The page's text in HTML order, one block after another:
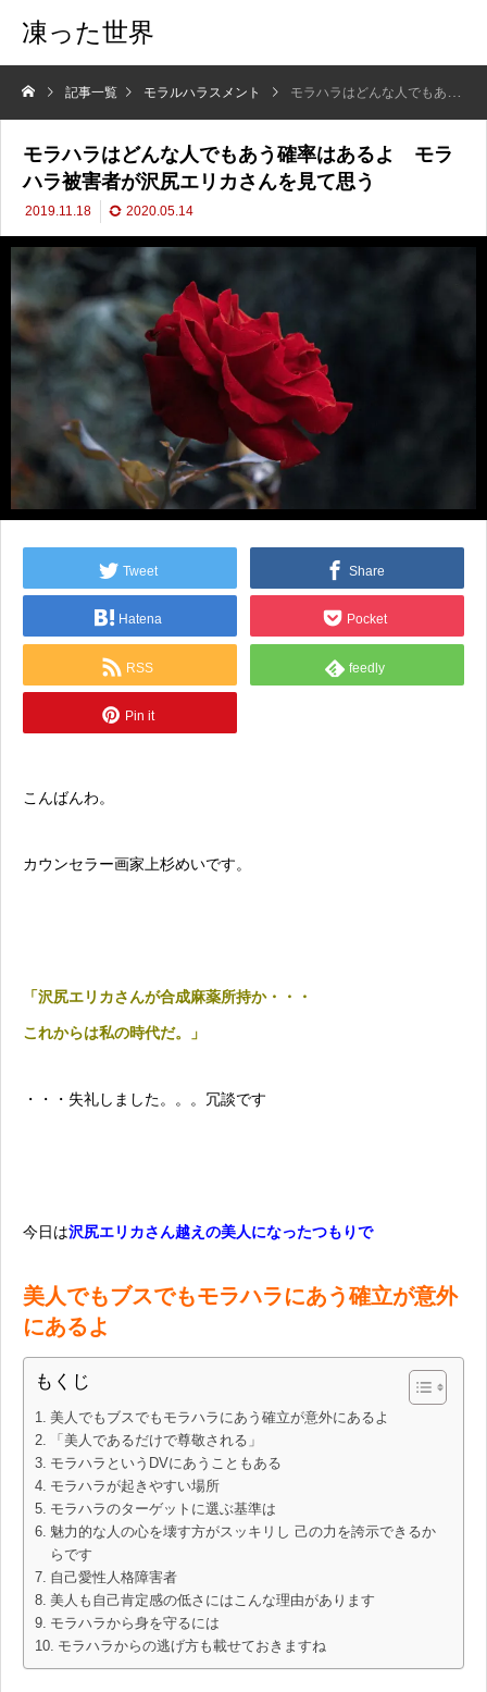
凍った世界
記事一覧 モラルハラスメント モラハラはどんな人でもあう確率はあるよ モラハラ被害者が沢尻エリカさんを見て思う
モラハラはどんな人でもあう確率はあるよ モラ
ハラ被害者が沢尻エリカさんを見て思う
2019.11.18 2020.05.14
Tweet Share
Hatena Pocket
RSS feedly
Pin it
こんばんわ。
カウンセラー画家上杉めいです。
「沢尻エリカさんが合成麻薬所持か・・・
これからは私の時代だ。」
・・・失礼しました。。。冗談です
今日は沢尻エリカさん越えの美人になったつもりで
美人でもブスでもモラハラにあう確立が意外
にあるよ
もくじ
美人でもブスでもモラハラにあう確立が意外にあるよ
「美人であるだけで尊敬される」
モラハラというDVにあうこともある
モラハラが起きやすい場所
モラハラのターゲットに選ぶ基準は
魅力的な人の心を壊す方がスッキリし 己の力を誇示できるか
らです
自己愛性人格障害者
美人も自己肯定感の低さにはこんな理由があります
モラハラから身を守るには
モラハラからの逃げ方も載せておきますね